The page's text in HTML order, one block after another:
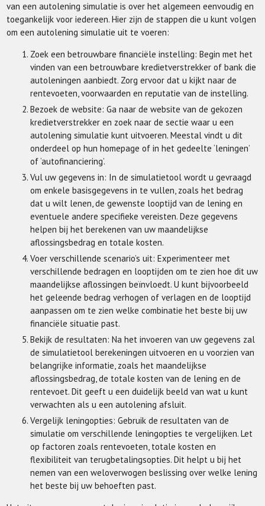
van een autolening simulatie is over het algemeen eenvoudig en
toegankelijk voor iedereen. Hier zijn de stappen die u kunt volgen
om een autolening simulatie uit te voeren:
Zoek een betrouwbare financiële instelling: Begin met het
vinden van een betrouwbare kredietverstrekker of bank die
autoleningen aanbiedt. Zorg ervoor dat u kijkt naar de
rentevoeten, voorwaarden en reputatie van de instelling.
Bezoek de website: Ga naar de website van de gekozen
kredietverstrekker en zoek naar de sectie waar u een
autolening simulatie kunt uitvoeren. Meestal vindt u dit
onderdeel op hun homepage of in het gedeelte ‘leningen’
of ‘autofinanciering’.
Vul uw gegevens in: In de simulatietool wordt u gevraagd
om enkele basisgegevens in te vullen, zoals het bedrag
dat u wilt lenen, de gewenste looptijd van de lening en
eventuele andere specifieke vereisten. Deze gegevens
helpen bij het berekenen van uw maandelijkse
aflossingsbedrag en totale kosten.
Voer verschillende scenario’s uit: Experimenteer met
verschillende bedragen en looptijden om te zien hoe dit uw
maandelijkse aflossingen beïnvloedt. U kunt bijvoorbeeld
het geleende bedrag verhogen of verlagen en de looptijd
aanpassen om te zien welke combinatie het beste bij uw
financiële situatie past.
Bekijk de resultaten: Na het invoeren van uw gegevens zal
de simulatietool berekeningen uitvoeren en u voorzien van
belangrijke informatie, zoals het maandelijkse
aflossingsbedrag, de totale kosten van de lening en de
rentevoet. Dit geeft u een duidelijk beeld van wat u kunt
verwachten als u een autolening afsluit.
Vergelijk leningopties: Gebruik de resultaten van de
simulatie om verschillende leningopties te vergelijken. Let
op factoren zoals rentevoeten, totale kosten en
flexibiliteit van terugbetalingsopties. Dit helpt u bij het
nemen van een weloverwogen beslissing over welke lening
het beste bij uw behoeften past.